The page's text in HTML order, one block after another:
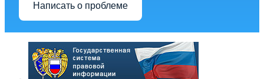
Написать о проблеме